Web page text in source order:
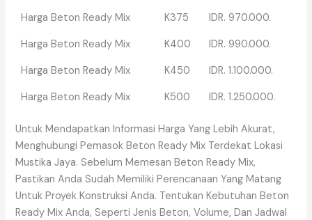
Harga Beton Ready Mix
K375
IDR. 970.000.
Harga Beton Ready Mix
K400
IDR. 990.000.
Harga Beton Ready Mix
K450
IDR. 1.100.000.
Harga Beton Ready Mix
K500 IDR. 1.250.000.
Untuk Mendapatkan Informasi Harga Yang Lebih Akurat,
Menghubungi Pemasok Beton Ready Mix Terdekat Lokasi
Mustika Jaya. Sebelum Memesan Beton Ready Mix,
Pastikan Anda Sudah Memiliki Perencanaan Yang Matang
Untuk Proyek Konstruksi Anda. Tentukan Kebutuhan Beton
Ready Mix Anda, Seperti Jenis Beton, Volume, Dan Jadwal